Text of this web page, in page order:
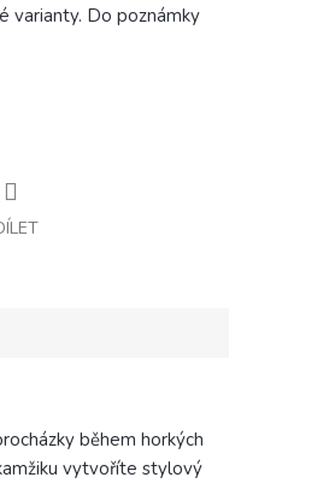
varianty. Do poznámky
během horkých
vytvoříte stylový